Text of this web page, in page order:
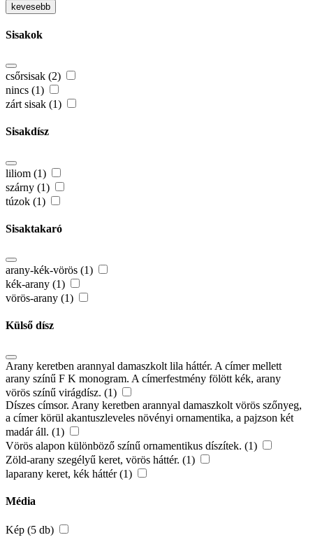
kevesebb
Sisakok
csőrsisak (2)
nincs (1)
zárt sisak (1)
Sisakdísz
liliom (1)
szárny (1)
túzok (1)
Sisaktakaró
arany-kék-vörös (1)
kék-arany (1)
vörös-arany (1)
Külső dísz
Arany keretben arannyal damaszkolt lila háttér. A címer mellett
arany színű F K monogram. A címerfestmény fölött kék, arany
vörös színű virágdísz. (1)
Díszes címsor. Arany keretben arannyal damaszkolt vörös szőnyeg,
a címer körül akantuszleveles növényi ornamentika, a pajzson két
madár áll. (1)
Vörös alapon különböző színű ornamentikus díszítek. (1)
Zöld-arany szegélyű keret, vörös háttér. (1)
laparany keret, kék háttér (1)
Média
Kép (5 db)